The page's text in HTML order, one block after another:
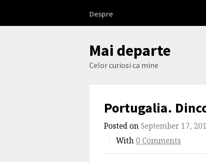
content
Despre
Mai departe
Celor curiosi ca mine
Portugalia.
Posted onSeptember 17,
/ With0 Comments